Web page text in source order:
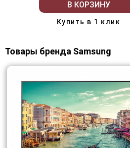
В КОРЗИНУ
Купить в 1 клик
Товары бренда Samsung